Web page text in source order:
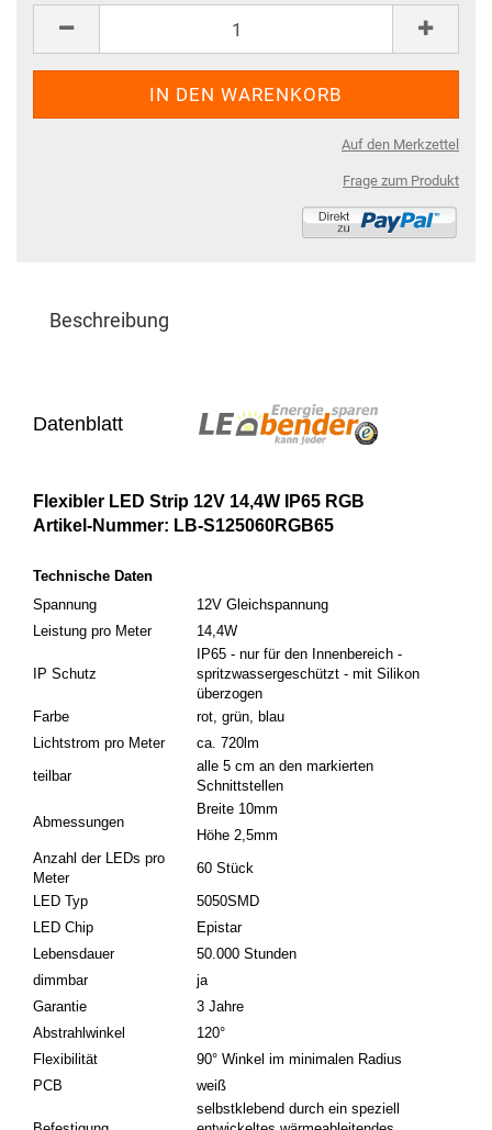
Auf den Merkzettel
Frage zum Produkt
Beschreibung
Datenblatt
Flexibler LED Strip 12V 14,4W IP65 RGB
Artikel-Nummer: LB-S125060RGB65
Technische Daten
Spannung
12V Gleichspannung
Leistung pro Meter
14,4W
IP Schutz
IP65 - nur für den Innenbereich -
spritzwassergeschützt - mit Silikon
überzogen
Farbe
rot, grün, blau
Lichtstrom pro Meter
ca. 720lm
teilbar
alle 5 cm an den markierten
Schnittstellen
Abmessungen
Breite 10mm
Höhe 2,5mm
Anzahl der LEDs pro
Meter
60 Stück
LED Typ
5050SMD
LED Chip
Epistar
Lebensdauer
50.000 Stunden
dimmbar
ja
Garantie
3 Jahre
Abstrahlwinkel
120°
Flexibilität
90° Winkel im minimalen Radius
PCB
weiß
selbstklebend durch ein speziell